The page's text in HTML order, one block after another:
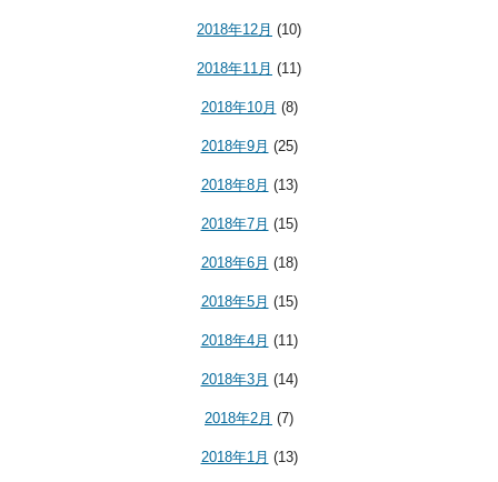
2018年12月 (10)
2018年11月 (11)
2018年10月 (8)
2018年9月 (25)
2018年8月 (13)
2018年7月 (15)
2018年6月 (18)
2018年5月 (15)
2018年4月 (11)
2018年3月 (14)
2018年2月 (7)
2018年1月 (13)